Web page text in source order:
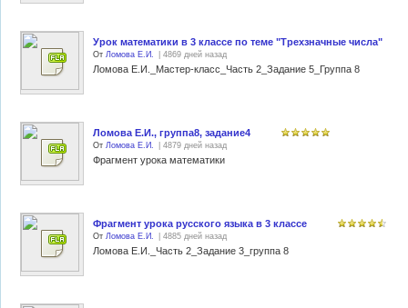
Урок математики в 3 классе по теме "Трехзначные числа"
От Ломова Е.И. | 4869 дней назад
Ломова Е.И._Мастер-класс_Часть 2_Задание 5_Группа 8
Ломова Е.И., группа8, задание4
От Ломова Е.И. | 4879 дней назад
Фрагмент урока математики
Фрагмент урока русского языка в 3 классе
От Ломова Е.И. | 4885 дней назад
Ломова Е.И._Часть 2_Задание 3_группа 8